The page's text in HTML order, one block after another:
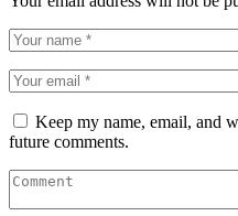
Keep my name, email, and
future comments.